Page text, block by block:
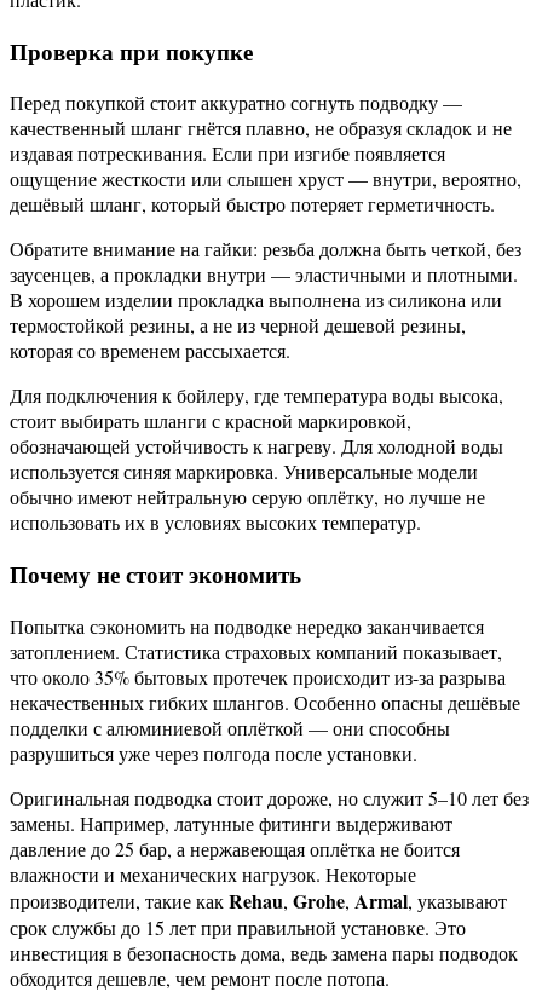
Проверка при покупке
Перед покупкой стоит аккуратно согнуть подводку —
качественный шланг гнётся плавно, не образуя складок и не
издавая потрескивания. Если при изгибе появляется
ощущение жесткости или слышен хруст — внутри, вероятно,
дешёвый шланг, который быстро потеряет герметичность.
Обратите внимание на гайки: резьба должна быть четкой, без
заусенцев, а прокладки внутри — эластичными и плотными.
В хорошем изделии прокладка выполнена из силикона или
термостойкой резины, а не из черной дешевой резины,
которая со временем рассыхается.
Для подключения к бойлеру, где температура воды высока,
стоит выбирать шланги с красной маркировкой,
обозначающей устойчивость к нагреву. Для холодной воды
используется синяя маркировка. Универсальные модели
обычно имеют нейтральную серую оплётку, но лучше не
использовать их в условиях высоких температур.
Почему не стоит экономить
Попытка сэкономить на подводке нередко заканчивается
затоплением. Статистика страховых компаний показывает,
что около 35% бытовых протечек происходит из-за разрыва
некачественных гибких шлангов. Особенно опасны дешёвые
подделки с алюминиевой оплёткой — они способны
разрушиться уже через полгода после установки.
Оригинальная подводка стоит дороже, но служит 5–10 лет без
замены. Например, латунные фитинги выдерживают
давление до 25 бар, а нержавеющая оплётка не боится
влажности и механических нагрузок. Некоторые
производители, такие какRehau, Grohe, Armal, указывают
срок службы до 15 лет при правильной установке. Это
инвестиция в безопасность дома, ведь замена пары подводок
обходится дешевле, чем ремонт после потопа.